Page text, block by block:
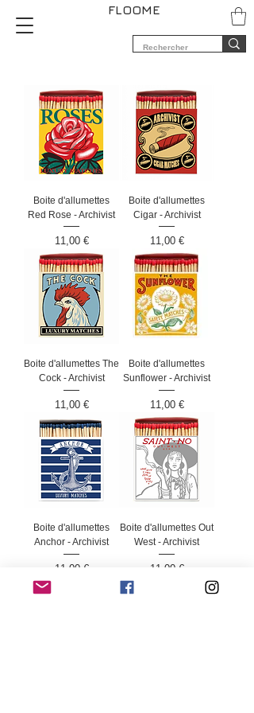
FLOOME
Boite d'allumettes
Red Rose - Archivist
Prix
11,00 €
Boite d'allumettes
Cigar - Archivist
Prix
11,00 €
Boite d'allumettes The
Cock - Archivist
Prix
11,00 €
Boite d'allumettes
Sunflower - Archivist
Prix
11,00 €
Boite d'allumettes
Anchor - Archivist
Prix
11,00 €
Boite d'allumettes Out
West - Archivist
Prix
11,00 €